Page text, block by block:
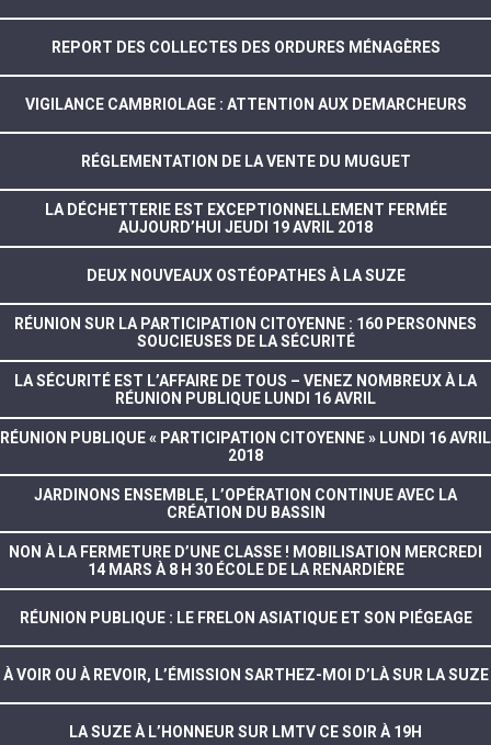
REPORT DES COLLECTES DES ORDURES MÉNAGÈRES
VIGILANCE CAMBRIOLAGE : ATTENTION AUX DEMARCHEURS
RÉGLEMENTATION DE LA VENTE DU MUGUET
LA DÉCHETTERIE EST EXCEPTIONNELLEMENT FERMÉE
AUJOURD’HUI JEUDI 19 AVRIL 2018
DEUX NOUVEAUX OSTÉOPATHES À LA SUZE
RÉUNION SUR LA PARTICIPATION CITOYENNE : 160 PERSONNES
SOUCIEUSES DE LA SÉCURITÉ
LA SÉCURITÉ EST L’AFFAIRE DE TOUS – VENEZ NOMBREUX À LA
RÉUNION PUBLIQUE LUNDI 16 AVRIL
RÉUNION PUBLIQUE « PARTICIPATION CITOYENNE » LUNDI 16 AVRIL
2018
JARDINONS ENSEMBLE, L’OPÉRATION CONTINUE AVEC LA
CRÉATION DU BASSIN
NON À LA FERMETURE D’UNE CLASSE ! MOBILISATION MERCREDI
14 MARS À 8 H 30 ÉCOLE DE LA RENARDIÈRE
RÉUNION PUBLIQUE : LE FRELON ASIATIQUE ET SON PIÉGEAGE
À VOIR OU À REVOIR, L’ÉMISSION SARTHEZ-MOI D’LÀ SUR LA SUZE
LA SUZE À L’HONNEUR SUR LMTV CE SOIR À 19H